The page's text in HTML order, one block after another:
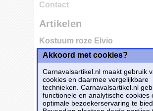
Contact
Artikelen
Kostuum roze Elvio
Koop nu bij e-
Carnavalskleding.nl voor slechts€
Dit carnavalsartikelKostuum roze
bestellen bij E-Carnavalskleding.nl
51,25.
Akkoord met cookies?
Carnavalsartikel.nl maakt gebruik
cookies en daarmee vergelijkbare
technieken. Carnavalsartikel.nl
functionele en analytische cookies
optimale bezoekerservaring te